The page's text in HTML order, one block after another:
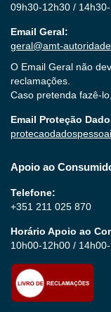
09h30-12h30 /
Email Geral:
geral@amt-
O Email Geral não
reclamações.
Caso pretenda fazê-lo,
Email Proteção
Apoio ao
Telefone:
+351 211 025 870
Horário Apoio ao
10h00-12h00 /